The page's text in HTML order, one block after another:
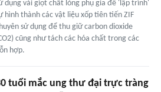
dụng vài giọt chất lỏng phụ gia để 'lập trình'
hình thành các vật liệu xốp tiên tiến ZIF
sử dụng để thu giữ carbon dioxide
cũng như tách các hóa chất trong các
hợp.
tuổi mắc ung thư đại trực tràng